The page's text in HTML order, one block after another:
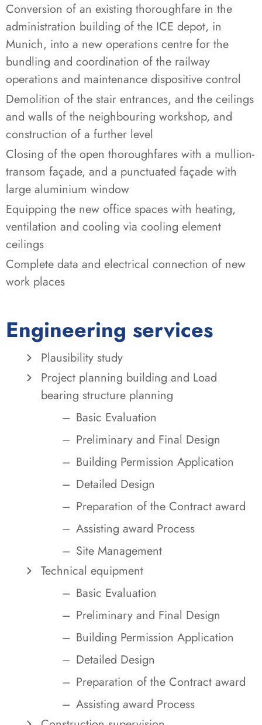
Conversion of an existing thoroughfare in the
administration building of the ICE depot, in
Munich, into a new operations centre for the
bundling and coordination of the railway
operations and maintenance dispositive control
Demolition of the stair entrances, and the ceilings
and walls of the neighbouring workshop, and
construction of a further level
Closing of the open thoroughfares with a mullion-
transom façade, and a punctuated façade with
large aluminium window
Equipping the new office spaces with heating,
ventilation and cooling via cooling element
ceilings
Complete data and electrical connection of new
work places
Engineering services
Plausibility study
Project planning building and Load
bearing structure planning
Basic Evaluation
Preliminary and Final Design
Building Permission Application
Detailed Design
Preparation of the Contract award
Assisting award Process
Site Management
Technical equipment
Basic Evaluation
Preliminary and Final Design
Building Permission Application
Detailed Design
Preparation of the Contract award
Assisting award Process